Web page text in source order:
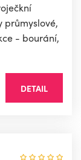
- bourání,
DETAIL